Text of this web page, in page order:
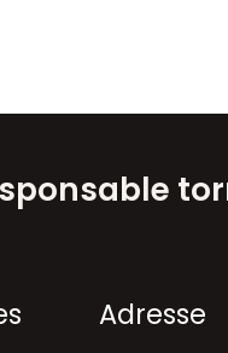
A​dresse